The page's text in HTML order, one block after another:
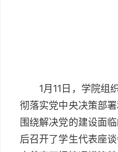
1月11日，学院组
彻落实党中央决策部
围绕解决党的建设面
后召开了学生代表座